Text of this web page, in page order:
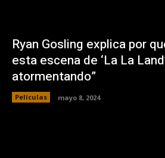
Ryan Gosling explica por
esta escena de ‘La La
atormentando”
Películas mayo 8, 2024